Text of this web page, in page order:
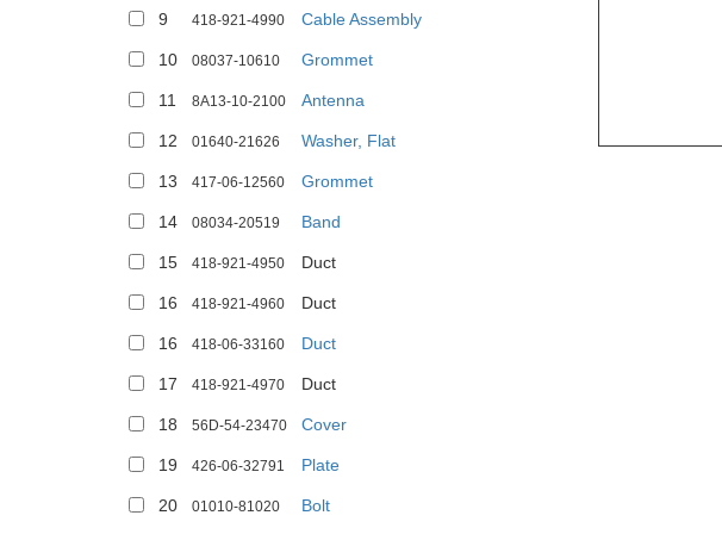
9 418-921-4990 Cable Assembly
10 08037-10610 Grommet
11 8A13-10-2100 Antenna
12 01640-21626 Washer, Flat
13 417-06-12560 Grommet
14 08034-20519 Band
15 418-921-4950 Duct
16 418-921-4960 Duct
16 418-06-33160 Duct
17 418-921-4970 Duct
18 56D-54-23470 Cover
19 426-06-32791 Plate
20 01010-81020 Bolt